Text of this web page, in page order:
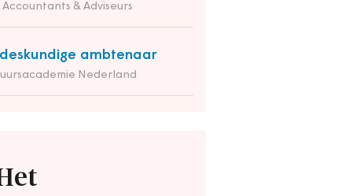
Accountants & Adviseurs
ambtenaar
Nederland